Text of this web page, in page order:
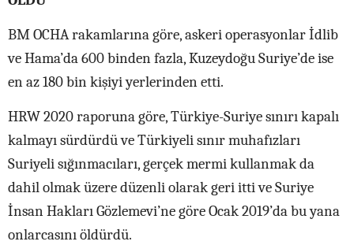
BM OCHA rakamlarına göre, askeri operasyonlar İdlib
ve Hama’da 600 binden fazla, Kuzeydoğu Suriye’de ise
en az 180 bin kişiyi yerlerinden etti.
HRW 2020 raporuna göre, Türkiye-Suriye sınırı kapalı
kalmayı sürdürdü ve Türkiyeli sınır muhafızları
Suriyeli sığınmacıları, gerçek mermi kullanmak da
dahil olmak üzere düzenli olarak geri itti ve Suriye
İnsan Hakları Gözlemevi’ne göre Ocak 2019’da bu yana
onlarcasını öldürdü.